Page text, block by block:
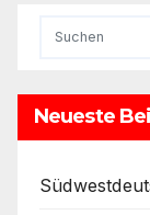
Neueste